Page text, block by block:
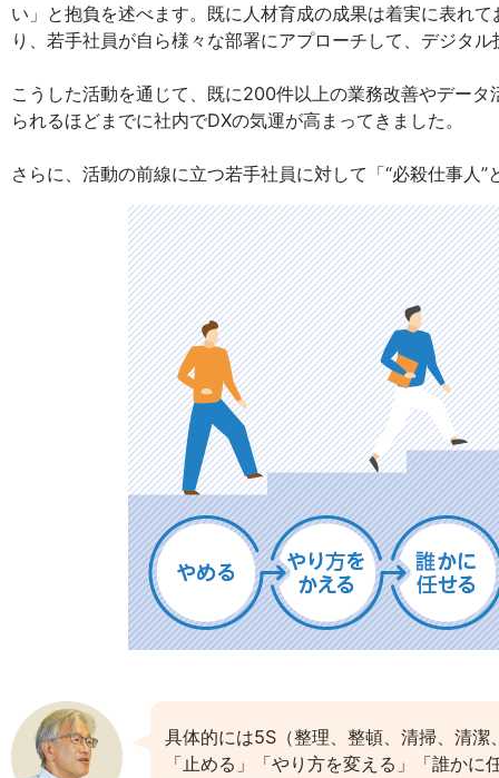
い」と抱負を述べます。既に人材育成の成果は着実に表れ
り、若手社員が自ら様々な部署にアプローチして、デジタ
こうした活動を通じて、既に200件以上の業務改善やデー
られるほどまでに社内でDXの気運が高まってきました。
さらに、活動の前線に立つ若手社員に対して「“必殺仕事人
具体的には5S（整理、整頓、清掃、清
「止める」「やり方を変える」「誰か